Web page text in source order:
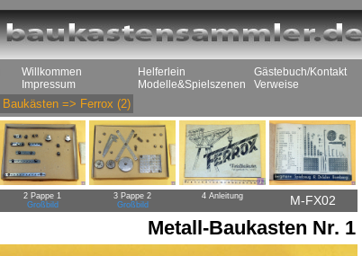
Willkommen
Impressum
Helferlein
Modelle&Spielszenen
Gästebuch/Kontakt
Verweise
Baukästen => Ferrox (2)
2 Pappe 1
Großbild
3 Pappe 2
Großbild
4 Anleitung M-FX02
Metall-Baukasten Nr. 1